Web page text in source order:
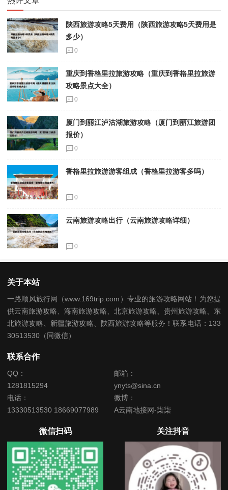
陕西旅游攻略5天费用（陕西旅游攻略5天费用是
多少）
0
重庆到香格里拉旅游攻略（重庆到香格里拉旅游
攻略景点大全）
0
厦门到丽江泸沽湖旅游攻略（厦门到丽江旅游团
报价）
0
香格里拉旅游游客组成（香格里拉游客多吗）
0
云南旅游攻略出行（云南旅游攻略详细）
0
关于本站
一路顺风旅行网（www.169trip.com）专业的旅游攻略网站！为您提
供云南旅游攻略、海南旅游攻略、北京旅游攻略、贵州旅游攻略、东
北旅游攻略、新疆旅游攻略、陕西旅游攻略等服务！联系电话：133
30513530（同微信）
联系合作
QQ：
1281815294
邮箱：
ynyts@sina.cn
电话：
13330513530 18669077989
微博：
A云南地接网-柒柒
微信扫码 关注抖音